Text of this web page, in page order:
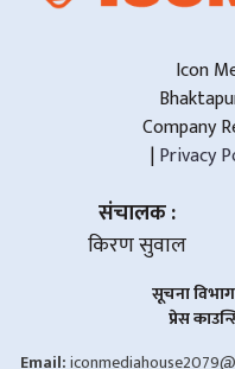
Icon
Company
|Privacy
संचालक :
किरण सुवाल
सूचना विभाग
प्रेस
Email: